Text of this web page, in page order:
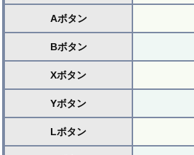
Aボタン
Bボタン
Xボタン
Yボタン
Lボタン